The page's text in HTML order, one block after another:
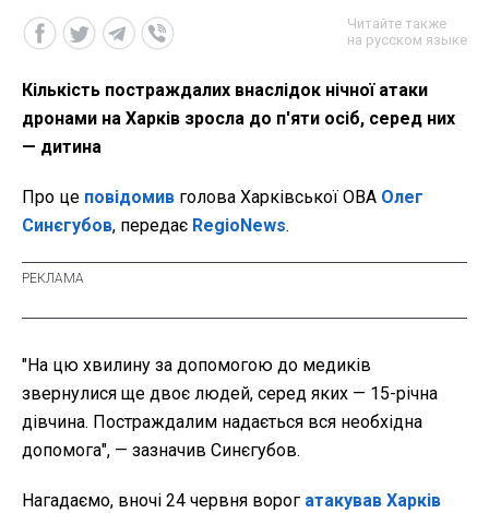
Читайте также
на русском языке
Кількість постраждалих внаслідок нічної атаки
дронами на Харків зросла до п'яти осіб, серед них
— дитина
Про це повідомив голова Харківської ОВА Олег
Синєгубов, передає RegioNews.
"На цю хвилину за допомогою до медиків
звернулися ще двоє людей, серед яких — 15-річна
дівчина. Постраждалим надається вся необхідна
допомога", — зазначив Синєгубов.
Нагадаємо, вночі 24 червня ворог атакував Харків